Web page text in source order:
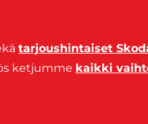
tarjoushintaiset
ketjumme kaikki